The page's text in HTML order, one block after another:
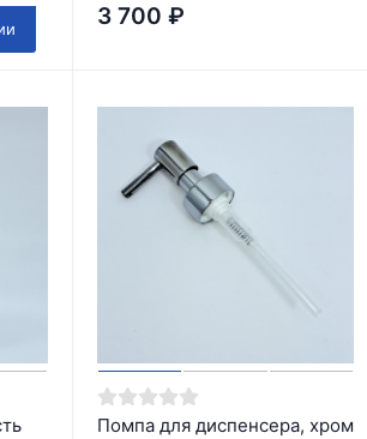
3 700 ₽
Помпа для диспенсера, хром